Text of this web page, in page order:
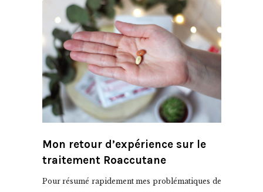
Mon retour d’expérience sur le
traitement Roaccutane
Pour résumé rapidement mes problématiques de